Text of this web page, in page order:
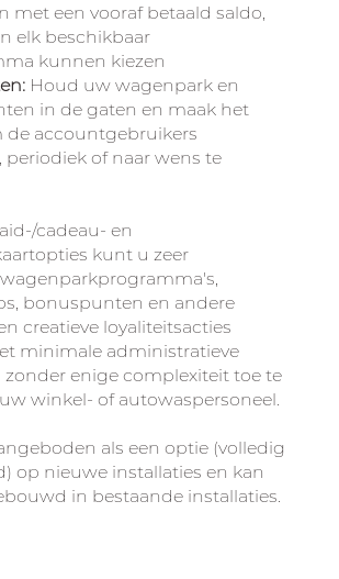
met een vooraf betaald saldo,
elk beschikbaar
kunnen kiezen
Houd uw wagenpark en
in de gaten en maak het
de accountgebruikers
periodiek of naar wens te
cadeau- en
kunt u zeer
bonuspunten en andere
creatieve loyaliteitsacties
minimale administratieve
zonder enige complexiteit toe te
winkel- of autowaspersoneel.
als een optie (volledig
op nieuwe installaties en kan
in bestaande installaties.